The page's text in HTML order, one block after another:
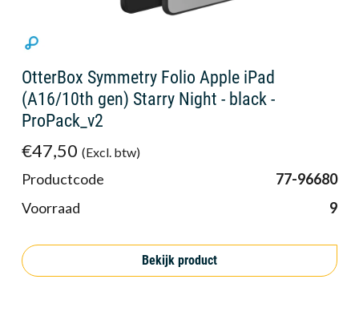
OtterBox Symmetry Folio Apple iPad
(A16/10th gen) Starry Night - black -
ProPack_v2
€47,50 (Excl. btw)
Productcode
77-96680
Voorraad
9
Bekijk product